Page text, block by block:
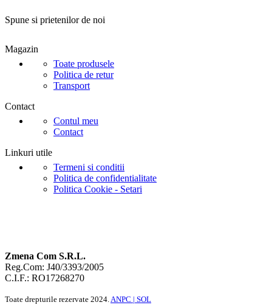
Spune si prietenilor de noi
Magazin
Toate produsele
Politica de retur
Transport
Contact
Contul meu
Contact
Linkuri utile
Termeni si conditii
Politica de confidentialitate
Politica Cookie - Setari
Zmena Com S.R.L.
Reg.Com: J40/3393/2005
C.I.F.: RO17268270
Toate drepturile rezervate 2024.ANPC | SOL